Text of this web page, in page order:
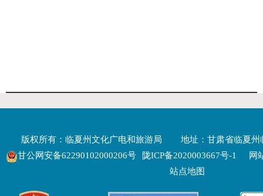
版权所有：临夏州文化广电和旅游局
地址：甘肃省临夏州
甘公网安备62290102000206号
陇ICP备2020003667号-1
网
站点地图